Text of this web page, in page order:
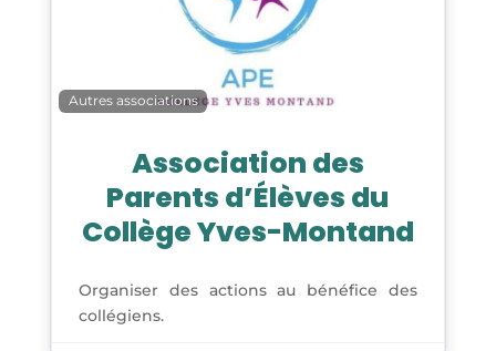
Autres associations
Association des
Parents d’Élèves du
Collège Yves-Montand
Organiser des actions au bénéfice des
collégiens.